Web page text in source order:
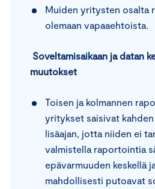
Muiden yritysten osalta
olemaan vapaaehtoista.
Soveltamisaikaan ja datan
muutokset
Toisen ja kolmannen
yritykset saisivat
lisäajan, jotta niiden ei
valmistella raportointia
epävarmuuden keskellä
mahdollisesti putoavat